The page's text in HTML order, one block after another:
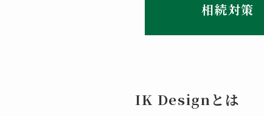
相続対策
IK Design とは